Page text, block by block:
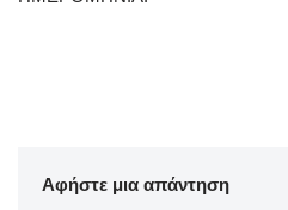
Αφήστε μια απάντηση